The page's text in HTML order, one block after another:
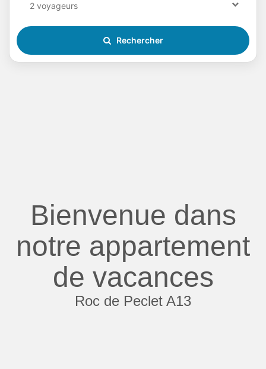
2 voyageurs
Rechercher
Bienvenue dans
notre appartement
de vacances
Roc de Peclet A13